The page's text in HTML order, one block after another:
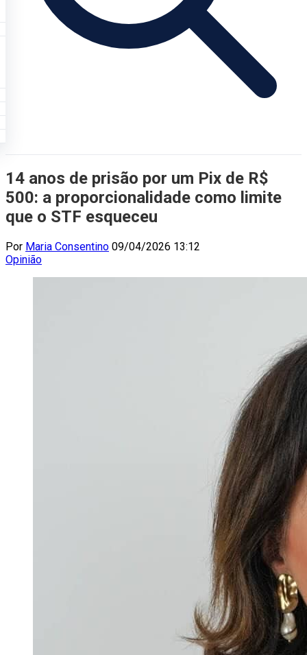
14 anos de prisão por um Pix de R$
500: a proporcionalidade como limite
que o STF esqueceu
Por Maria Consentino 09/04/2026 13:12
Opinião